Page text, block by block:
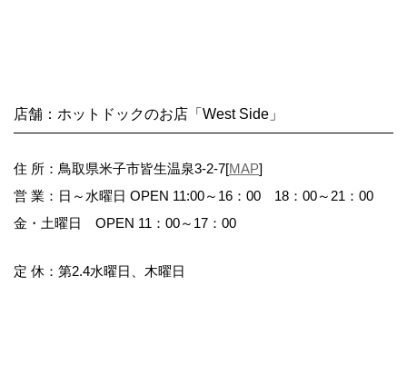
店舗：ホットドックのお店「West Side」
住 所：鳥取県米子市皆生温泉3-2-7[MAP]
営 業：日～水曜日 OPEN 11:00～16：00 18：00～21：00
金・土曜日 OPEN 11：00～17：00
定 休：第2.4水曜日、木曜日